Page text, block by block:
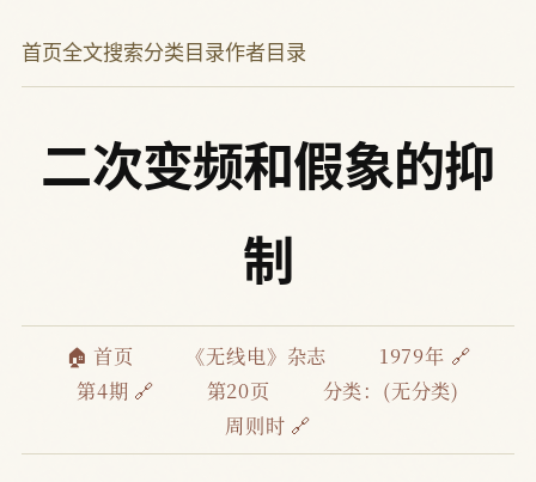
首页全文搜索分类目录作者目录
二次变频和假象的抑
制
🏠 首页 《无线电》杂志
1979年 🔗
第4期 🔗
第20页
分类：(无分类)
周则时 🔗